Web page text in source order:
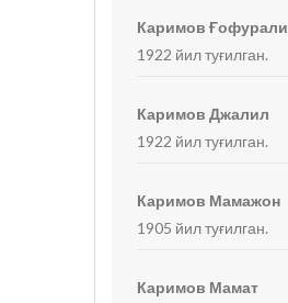
Каримов Ғофурали
1922 йил туғилган.
Каримов Джалил
1922 йил туғилган.
Каримов Мамажон
1905 йил туғилган.
Каримов Мамат